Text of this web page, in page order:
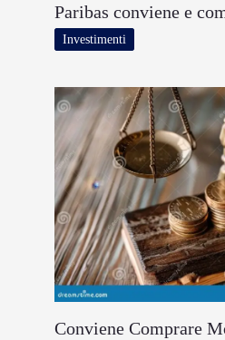
Paribas conviene e
Investimenti
Conviene Comprare